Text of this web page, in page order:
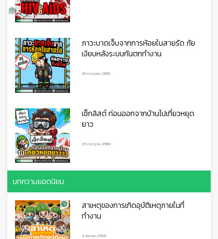
👷
👷‍♀
🦺
ภาวะบาดเจ็บจากการห้อยในสายรัด ภัย
เงียบหลังระบบกันตกทำงาน
29 กรกฎาคม 2569
เช็กลิสต์ ก่อนออกจากบ้านไปเที่ยวหยุด
ยาว
25 กรกฎาคม 2569
บทความยอดนิยม
สาเหตุของการเกิดอุบัติเหตุภายในที่
ทำงาน
4 มิถุนายน 2565